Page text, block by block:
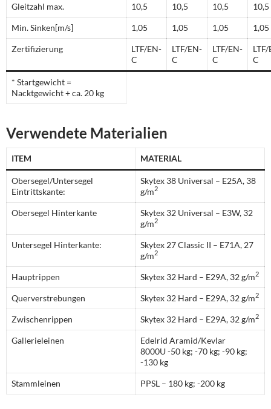
Gleitzahl max. 10,5 10,5 10,5 10,5
Min. Sinken[m/s] 1,05 1,05 1,05 1,05
Zertifizierung
LTF/EN-
C
LTF/EN-
C
LTF/EN-
C
C
* Startgewicht =
Nacktgewicht + ca. 20 kg
Verwendete Materialien
ITEM MATERIAL
Obersegel/Untersegel
Eintrittskante:
Skytex 38 Universal – E25A, 38
g/m2
Obersegel Hinterkante
Skytex 32 Universal – E3W, 32
g/m2
Untersegel Hinterkante:
Skytex 27 Classic II – E71A, 27
g/m2
Hauptrippen Skytex 32 Hard – E29A, 32 g/m2
Querverstrebungen Skytex 32 Hard – E29A, 32 g/m2
Zwischenrippen Skytex 32 Hard – E29A, 32 g/m2
Gallerieleinen
Edelrid Aramid/Kevlar
8000U -50 kg; -70 kg; -90 kg;
-130 kg
Stammleinen PPSL – 180 kg; -200 kg